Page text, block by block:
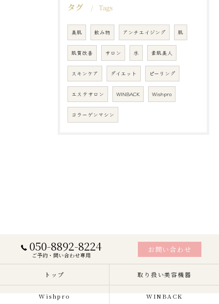
タグ Tags
美肌 飲み物 アンチエイジング 肌
肌質改善 サロン 水 素肌美人
スキンケア ダイエット ピーリング
エステサロン WINBACK Wishpro
コラーゲンマシン
050-8892-8224
ご予約・問い合わせ専用
お問い合わせ
トップ 取り扱い美容機器
Wishpro WINBACK